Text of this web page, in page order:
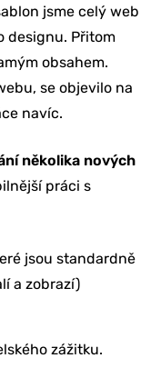
jsme celý web
designu. Přitom
obsahem.
se objevilo na
navíc.
několika nových
práci s
jsou standardně
a zobrazí)
zážitku.